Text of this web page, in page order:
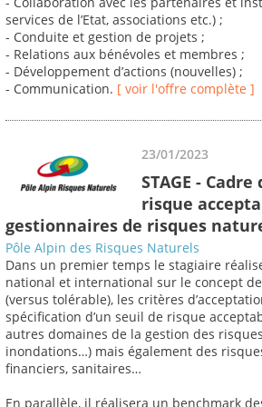
services de l’Etat, associations etc.) ;
- Conduite et gestion de projets ;
- Relations aux bénévoles et membres ;
- Développement d’actions (nouvelles) ;
- Communication. [ voir l'offre complète ]
23/01/2023
STAGE -
risque
gestionnaires de risques
Pôle Alpin des Risques Naturels
Dans un premier temps le stagiaire
national et international sur le concept
(versus tolérable), les critères
spécification d’un seuil de risque
autres domaines de la gestion des
inondations…) mais également des
financiers, sanitaires…
En parallèle, il réalisera un benchmark